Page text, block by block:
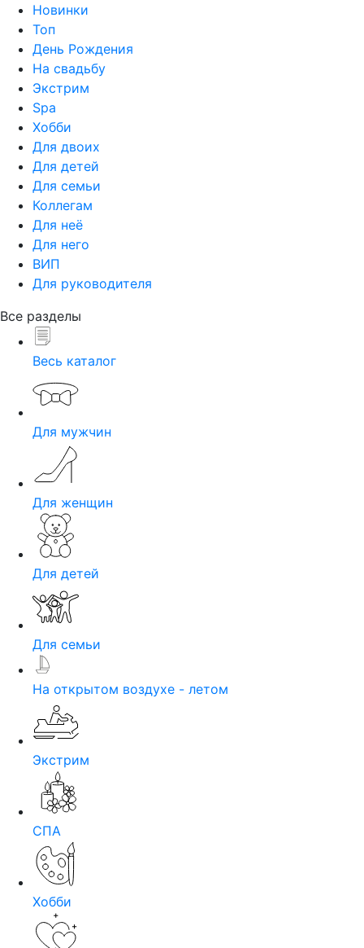
Новинки
Топ
День Рождения
На свадьбу
Экстрим
Spa
Хобби
Для двоих
Для детей
Для семьи
Коллегам
Для неё
Для него
ВИП
Для руководителя
Все разделы
Весь каталог
Для мужчин
Для женщин
Для детей
Для семьи
На открытом воздухе - летом
Экстрим
СПА
Хобби